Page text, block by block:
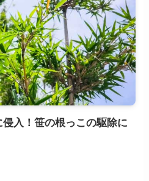
入！笹の根っこの駆除に